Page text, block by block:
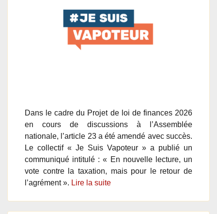
Dans le cadre du Projet de loi de finances 2026
en cours de discussions à l’Assemblée
nationale, l’article 23 a été amendé avec succès.
Le collectif « Je Suis Vapoteur » a publié un
communiqué intitulé : « En nouvelle lecture, un
vote contre la taxation, mais pour le retour de
l’agrément ». Lire la suite